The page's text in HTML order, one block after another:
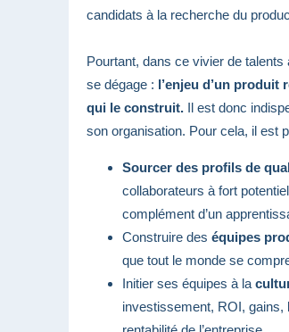
candidats à la recherche du
Pourtant, dans ce vivier de
se dégage : l’enjeu d’un produit
qui le construit. Il est donc
son organisation. Pour cela, il est
Sourcer des profils de
collaborateurs à fort
complément d’un
Construire des équipes
que tout le monde se
Initier ses équipes à la
investissement, ROI,